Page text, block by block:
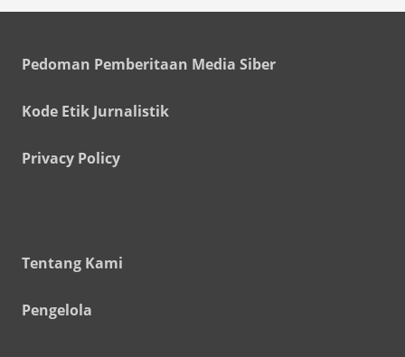
Pedoman Pemberitaan Media Siber
Kode Etik Jurnalistik
Privacy Policy
Tentang Kami
Pengelola